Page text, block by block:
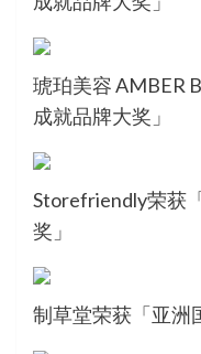
琥珀美容 AMBER
成就品牌大奖」
Storefriendly荣获
奖」
制草堂荣获「亚洲